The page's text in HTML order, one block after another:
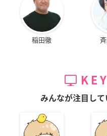
稲田徹
みんなが注目し